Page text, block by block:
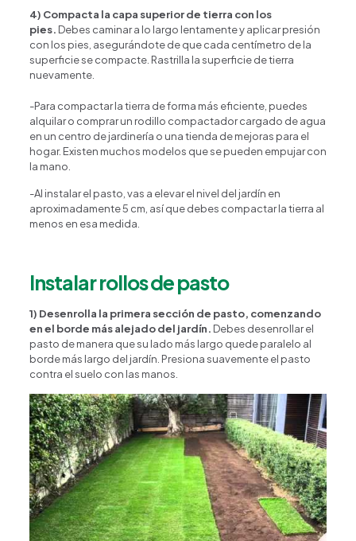
4) Compacta la capa superior de tierra con los
pies. Debes caminar a lo largo lentamente y aplicar presión
con los pies, asegurándote de que cada centímetro de la
superficie se compacte. Rastrilla la superficie de tierra
nuevamente.
-Para compactar la tierra de forma más eficiente, puedes
alquilar o comprar un rodillo compactador cargado de agua
en un centro de jardinería o una tienda de mejoras para el
hogar. Existen muchos modelos que se pueden empujar con
la mano.
-Al instalar el pasto, vas a elevar el nivel del jardín en
aproximadamente 5 cm, así que debes compactar la tierra al
menos en esa medida.
Instalar rollos de pasto
1) Desenrolla la primera sección de pasto, comenzando
en el borde más alejado del jardín. Debes desenrollar el
pasto de manera que su lado más largo quede paralelo al
borde más largo del jardín. Presiona suavemente el pasto
contra el suelo con las manos.
Happy Flower Agente IA
¿En qué podemos ayudarte?